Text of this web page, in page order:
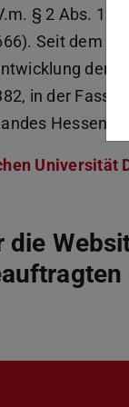
§ 2 Abs. 1
Seit dem
der
in der
Hessen.
Universität